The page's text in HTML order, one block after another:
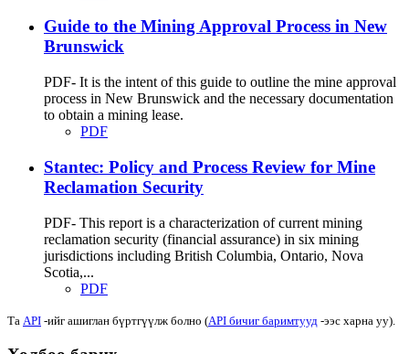
Guide to the Mining Approval Process in New
Brunswick
PDF- It is the intent of this guide to outline the mine approval
process in New Brunswick and the necessary documentation
to obtain a mining lease.
PDF
Stantec: Policy and Process Review for Mine
Reclamation Security
PDF- This report is a characterization of current mining
reclamation security (financial assurance) in six mining
jurisdictions including British Columbia, Ontario, Nova
Scotia,...
PDF
Та API -ийг ашиглан бүртгүүлж болно (API бичиг баримтууд -ээс харна уу).